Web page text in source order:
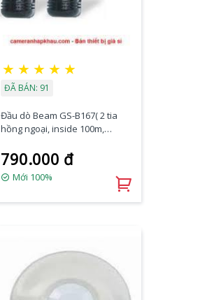
★ ★ ★ ★ ★
ĐÃ BÁN: 91
Đầu dò Beam GS-B167( 2 tia
hồng ngoại, inside 100m,
790.000 đ
Mới 100%